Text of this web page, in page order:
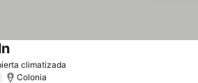
climatizada
Colonia